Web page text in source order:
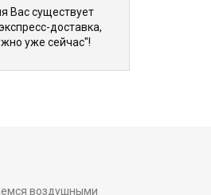
р.
из надувных
Вас существует
доставка,
уже сейчас"!
воздушными